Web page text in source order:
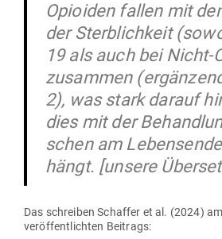
Opioiden fallen mit
der Sterb­lichkeit
19 als auch bei Nicht-
zusammen
2), was stark darauf
dies mit der
schen am
hängt. [unsere
Das schreiben Schaffer et al. (2024)
ver­öf­fent­lichten Beitrags: